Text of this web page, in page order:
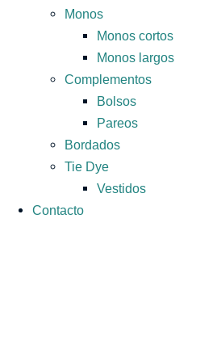
Monos
Monos cortos
Monos largos
Complementos
Bolsos
Pareos
Bordados
Tie Dye
Vestidos
Contacto